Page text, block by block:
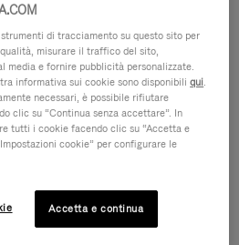
di tracciamento su questo sito per
misurare il traffico del sito,
media e fornire pubblicità personalizzate.
informativa sui cookie sono disponibiliqui.
necessari, è possibile rifiutare
clic su “Continua senza accettare”. In
tutti i cookie facendo clic su “Accetta e
cookie” per configurare le
Accetta e continua